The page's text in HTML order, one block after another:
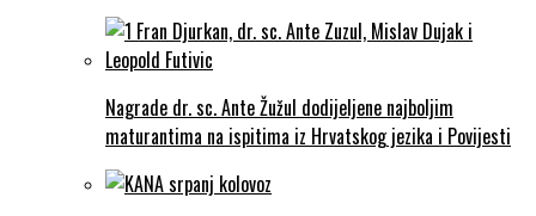
Nagrade dr. sc. Ante Žužul dodijeljene najboljim
maturantima na ispitima iz Hrvatskog jezika i Povijesti